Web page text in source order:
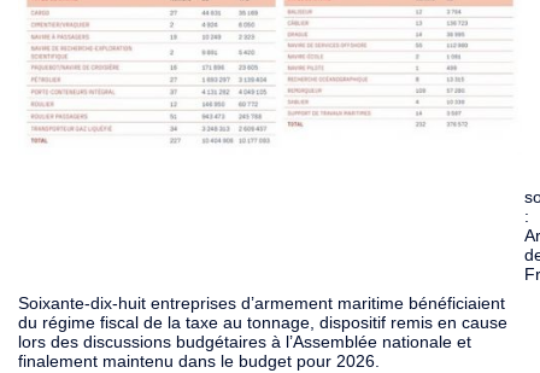
:
Soixante-dix-huit entreprises d’armement maritime bénéficiaient
du régime fiscal de la taxe au tonnage, dispositif remis en cause
lors des discussions budgétaires à l’Assemblée nationale et
finalement maintenu dans le budget pour 2026.